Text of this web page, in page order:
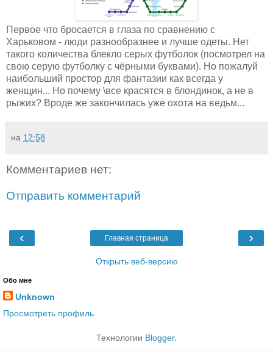
Первое что бросается в глаза по сравнению с
Харьковом - люди разнообразнее и лучше одеты. Нет
такого количества блекло серых футболок (посмотрел на
свою серую футболку с чёрными буквами). Но пожалуй
наибольший простор для фантазии как всегда у
женщин... Но почему \все красятся в блондинок, а не в
рыжих? Вроде же закончилась уже охота на ведьм...
на 12:58
Комментариев нет:
Отправить комментарий
‹ ›
Главная страница
Открыть веб-версию
Обо мне
Unknown
Просмотреть профиль
Технологии Blogger.